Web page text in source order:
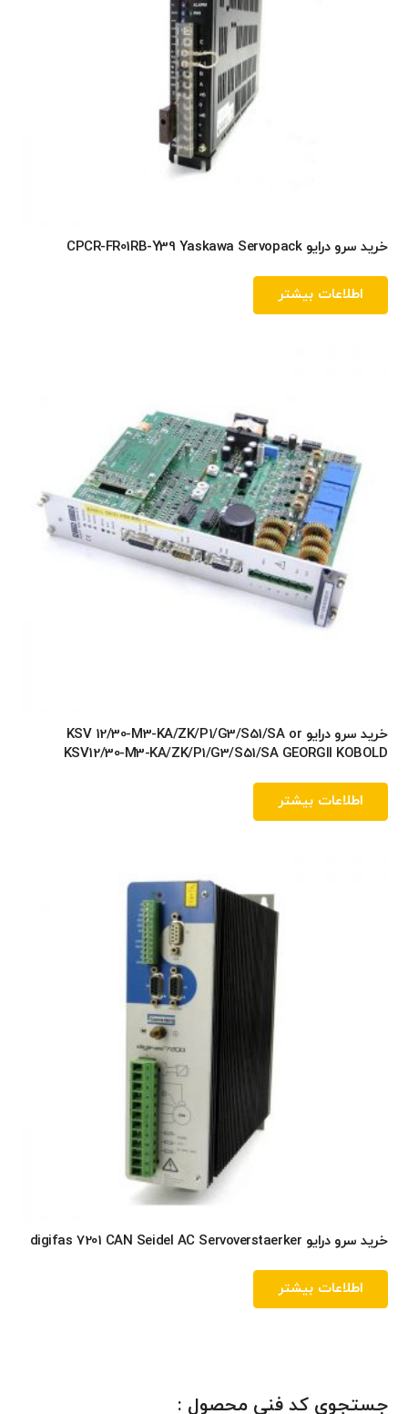
خرید سرو درایو CPCR-FR01RB-Y39 Yaskawa Servopack
اطلاعات بیشتر
خرید سرو درایو KSV 12/30-M3-KA/ZK/P1/G3/S51/SA or
KSV12/30-M3-KA/ZK/P1/G3/S51/SA GEORGII KOBOLD
اطلاعات بیشتر
خرید سرو درایو digifas 7201 CAN Seidel AC Servoverstaerker
اطلاعات بیشتر
جستجوی کد فنی محصول :